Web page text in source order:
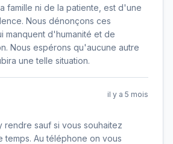
famille ni de la patiente, est d'une
Nous dénonçons ces
manquent d'humanité et de
Nous espérons qu'aucune autre
une telle situation.
il y a 5 mois
rendre sauf si vous souhaitez
temps. Au téléphone on vous